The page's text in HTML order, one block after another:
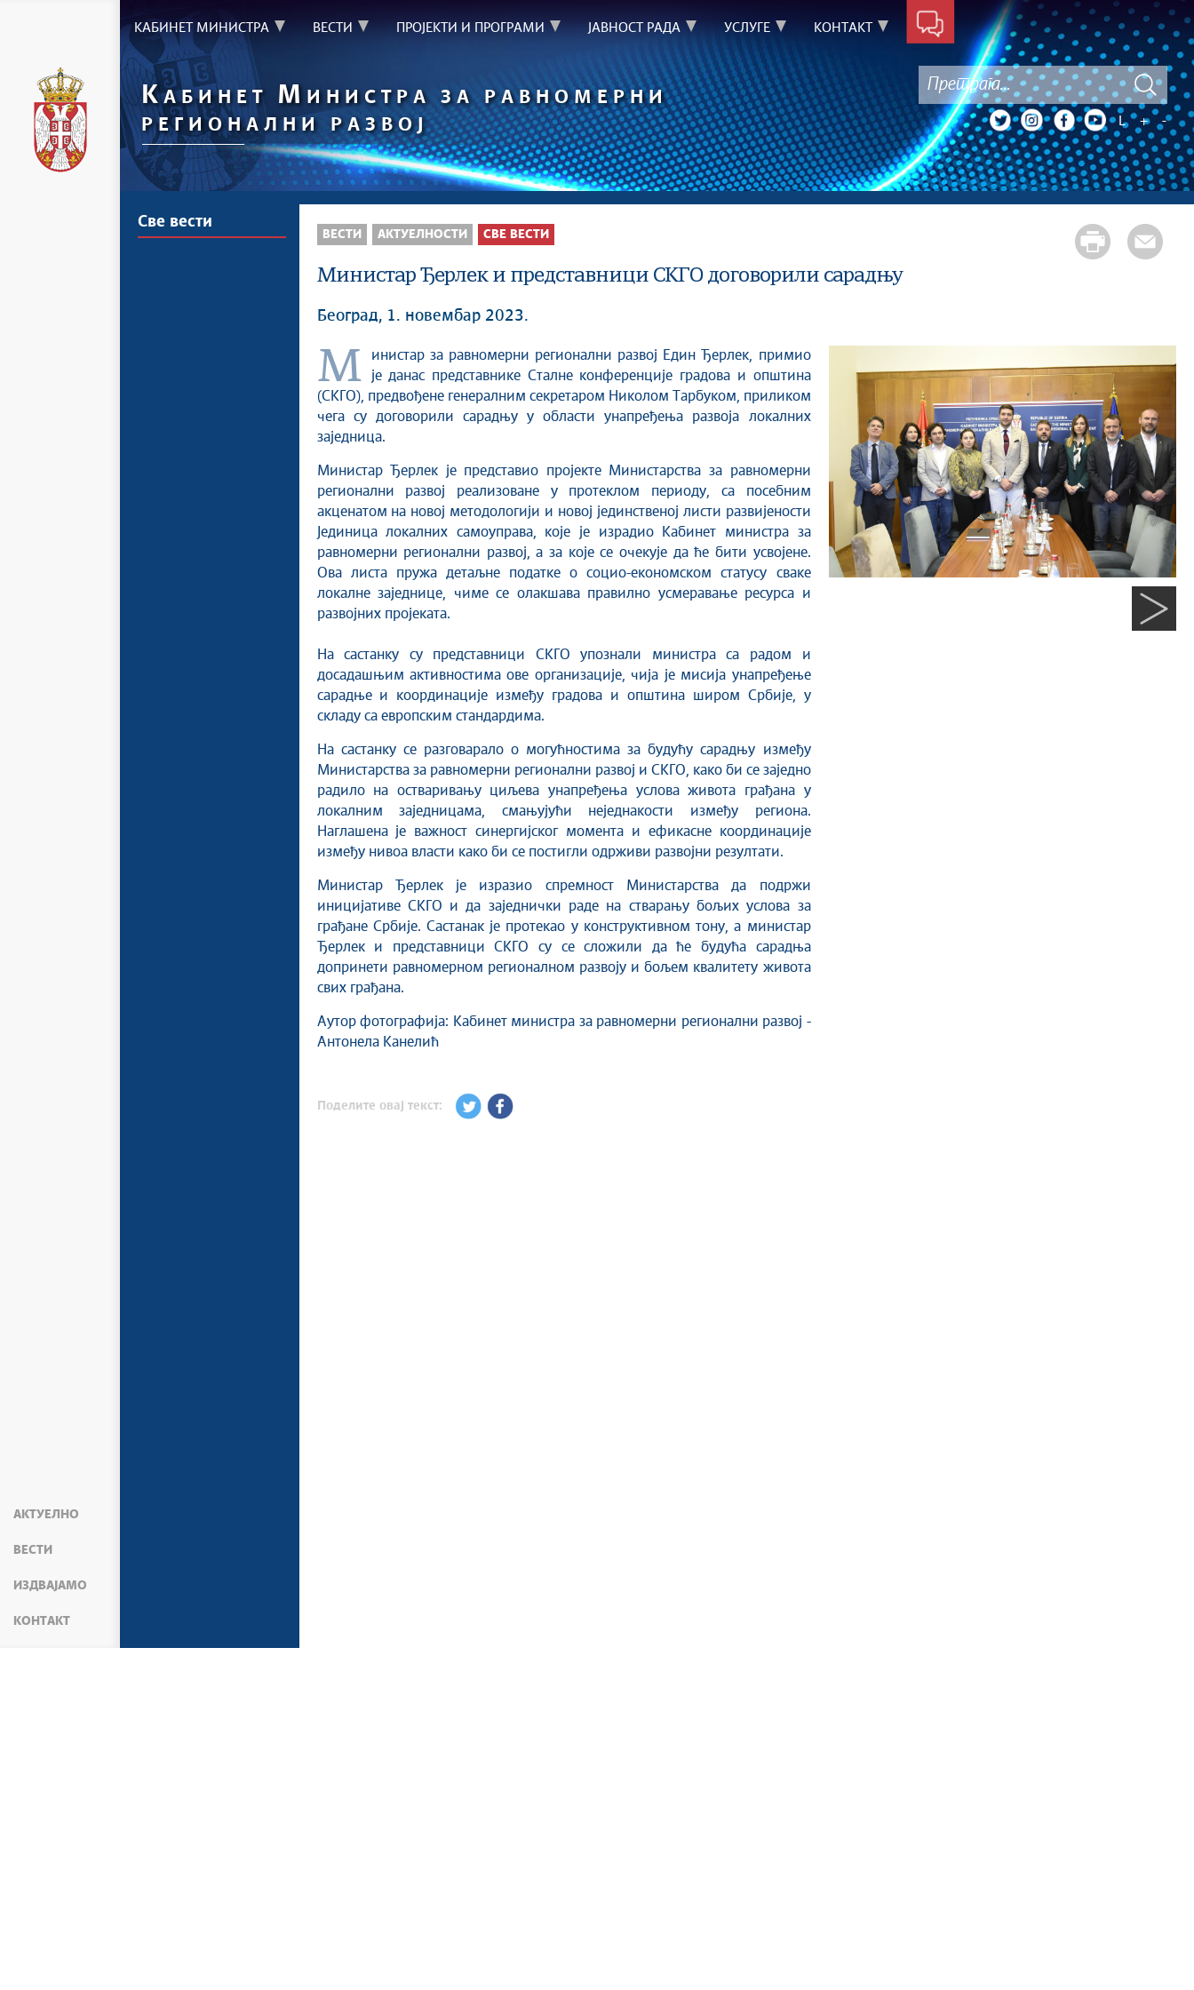
АКТУЕЛНО
ВЕСТИ
ИЗДВАЈАМО
КОНТАКТ
КАБИНЕТ МИНИСТРА ВЕСТИ ПРОЈЕКТИ И ПРОГРАМИ ЈАВНОСТ РАДА УСЛУГЕ КОНТАКТ
КАБИНЕТ М ИНИСТРА ЗА РАВНОМЕРНИ
РЕГИОНАЛНИ РАЗВОЈ
L + -
Све вести
ВЕСТИ АКТУЕЛНОСТИ СВЕ ВЕСТИ
Министар Ђерлек и представници СKГО договорили сарадњу
Београд, 1. новембар 2023.
Министар за равномерни регионални развој Един Ђерлек, примио
је данас представнике Сталне конференције градова и општина
(СKГО), предвођене генералним секретаром Николом Тарбуком, приликом
чега су договорили сарадњу у области унапређења развоја локалних
заједница.
Министар Ђерлек је представио пројекте Министарства за равномерни
регионални развој реализоване у протеклом периоду, са посебним
акценатом на новој методологији и новој јединственој листи развијености
Јединица локалних самоуправа, којe је израдио Kабинет министра за
равномерни регионални развој, a за којe се очекује да ће бити усвојенe.
Ова листа пружа детаљне податке о социо-економском статусу сваке
локалне заједнице, чиме се олакшава правилно усмеравање ресурса и
развојних пројеката.
На састанку су представници СKГО упознали министра са радом и
досадашњим активностима ове организације, чија је мисија унапређење
сарадње и координације између градова и општина широм Србије, у
складу са европским стандардима.
На састанку се разговарало о могућностима за будућу сарадњу између
Министарства за равномерни регионални развој и СKГО, како би се заједно
радило на остваривању циљева унапређења услова живота грађана у
локалним заједницама, смањујући неједнакости између региона.
Наглашена је важност синергијског момента и ефикасне координације
између нивоа власти како би се постигли одрживи развојни резултати.
Министар Ђерлек је изразио спремност Министарства да подржи
иницијативе СKГО и да заједнички раде на стварању бољих услова за
грађане Србије. Састанак је протекао у конструктивном тону, а министар
Ђерлек и представници СKГО су се сложили да ће будућа сарадња
допринети равномерном регионалном развоју и бољем квалитету живота
свих грађана.
Аутор фотографија: Кабинет министра за равномерни регионални развој -
Антонела Канелић
Поделите овај текст: